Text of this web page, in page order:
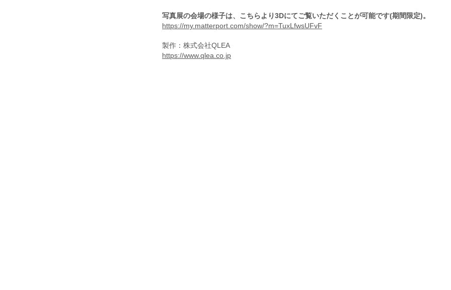
写真展の会場の様子は、こちらより3Dにてご覧いただくことが可能です(期間限定)。
https://my.matterport.com/show/?m=TuxLfwsUFvF
製作：株式会社QLEA
https://www.qlea.co.jp